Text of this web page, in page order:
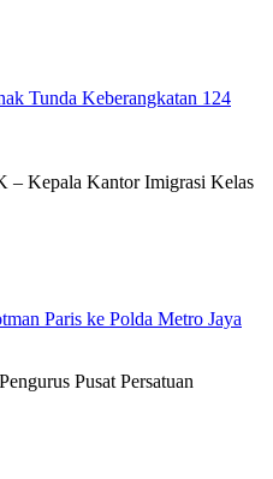
Tunda Keberangkatan 124
Kepala Kantor Imigrasi Kelas
Paris ke Polda Metro Jaya
Pusat Persatuan